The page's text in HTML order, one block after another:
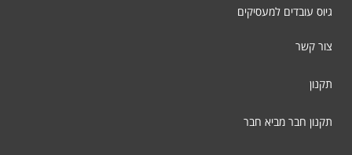
גיוס עובדים למעסיקים
צור קשר
תקנון
תקנון חבר מביא חבר